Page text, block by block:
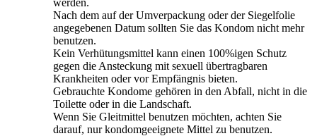
werden.
Nach dem auf der Umverpackung oder der Siegelfolie
angegebenen Datum sollten Sie das Kondom nicht mehr
benutzen.
Kein Verhütungsmittel kann einen 100%igen Schutz
gegen die Ansteckung mit sexuell übertragbaren
Krankheiten oder vor Empfängnis bieten.
Gebrauchte Kondome gehören in den Abfall, nicht in die
Toilette oder in die Landschaft.
Wenn Sie Gleitmittel benutzen möchten, achten Sie
darauf, nur kondomgeeignete Mittel zu benutzen.